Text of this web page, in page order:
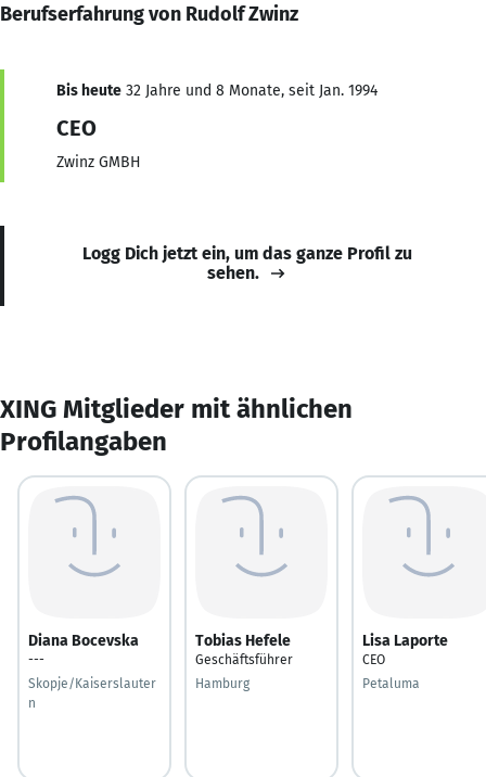
Berufserfahrung von Rudolf Zwinz
Bis heute 32 Jahre und 8 Monate, seit Jan. 1994
CEO
Zwinz GMBH
Logg Dich jetzt ein, um das ganze Profil zu
sehen.
XING Mitglieder mit ähnlichen
Profilangaben
Diana Bocevska
---
Skopje/Kaiserslauter
n
Tobias Hefele
Geschäftsführer
Hamburg
Lisa Laporte
CEO
Petaluma